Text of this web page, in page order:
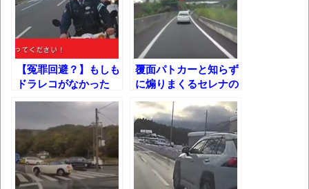
高嶋ちさ子、ダウン症の姉が暴行事件！事
件の一部始終と衝撃の結末
【呆然】北海道旅行ワイ「ウニイクラ丼特
盛で食うぞ！！！うおおおおおおお
お！！！！！」→結
果･････････････････････････････
【動画】カニ、ちょっかい出してきた陰に
ブチギレ
長野県のなめこのデカさが規格外だったｗ
【冤罪回避？】もしも
ドラレコがなかった
ら……
覆面パトカーと知らず
に煽りまくるセレナの
運命!!